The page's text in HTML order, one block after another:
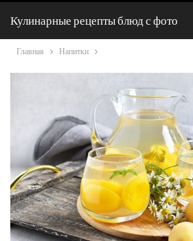
Кулинарные рецепты блюд с фото
Главная Напитки